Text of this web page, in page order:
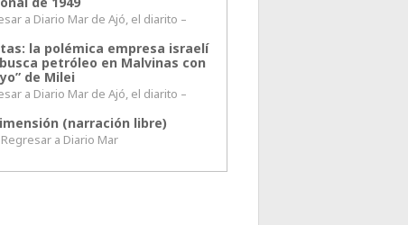
a Diario Mar de Ajó, el diarito –
la polémica empresa israelí
petróleo en Malvinas con
de Milei
a Diario Mar de Ajó, el diarito –
(narración libre)
a Diario Mar